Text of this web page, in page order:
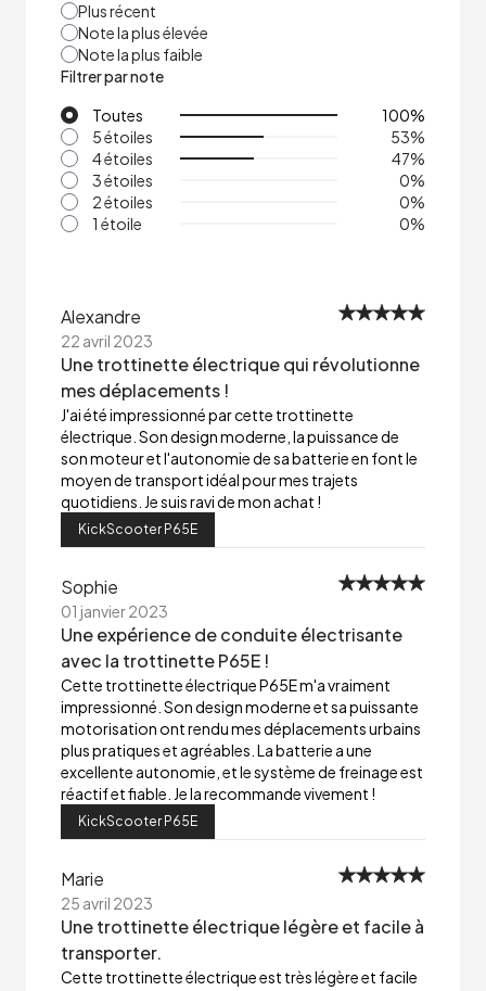
Plus récent
Note la plus élevée
Note la plus faible
Filtrer par note
Toutes
100%
5 étoiles
53%
4 étoiles
47%
3 étoiles
0%
2 étoiles
0%
1 étoile
0%
Alexandre
22 avril 2023
Une trottinette électrique qui révolutionne
mes déplacements !
J'ai été impressionné par cette trottinette
électrique. Son design moderne, la puissance de
son moteur et l'autonomie de sa batterie en font le
moyen de transport idéal pour mes trajets
quotidiens. Je suis ravi de mon achat !
KickScooter P65E
Sophie
01 janvier 2023
Une expérience de conduite électrisante
avec la trottinette P65E !
Cette trottinette électrique P65E m'a vraiment
impressionné. Son design moderne et sa puissante
motorisation ont rendu mes déplacements urbains
plus pratiques et agréables. La batterie a une
excellente autonomie, et le système de freinage est
réactif et fiable. Je la recommande vivement !
KickScooter P65E
Marie
25 avril 2023
Une trottinette électrique légère et facile à
transporter.
Cette trottinette électrique est très légère et facile